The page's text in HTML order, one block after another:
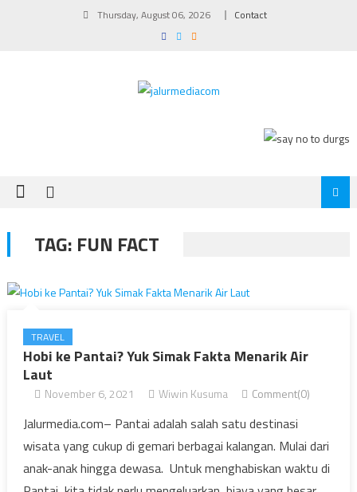
Thursday, August 06, 2026 Contact
TAG: FUN FACT
TRAVEL
Hobi ke Pantai? Yuk Simak Fakta Menarik Air
Laut
November 6, 2021 Wiwin Kusuma Comment(0)
Jalurmedia.com– Pantai adalah salah satu destinasi
wisata yang cukup di gemari berbagai kalangan. Mulai dari
anak-anak hingga dewasa. Untuk menghabiskan waktu di